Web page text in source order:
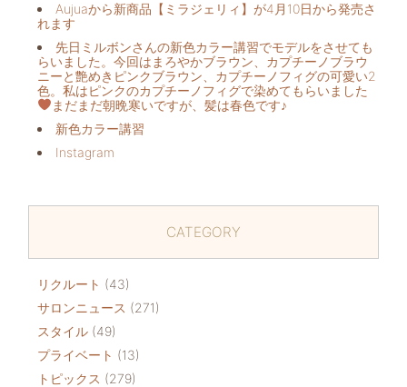
Aujuaから新商品【ミラジェリィ】が4月10日から発売さ
れます
先日ミルボンさんの新色カラー講習でモデルをさせても
らいました。今回はまろやかブラウン、カプチーノブラウ
ニーと艶めきピンクブラウン、カプチーノフィグの可愛い2
色。私はピンクのカプチーノフィグで染めてもらいました
まだまだ朝晩寒いですが、髪は春色です♪
新色カラー講習
Instagram
CATEGORY
リクルート (43)
サロンニュース (271)
スタイル (49)
プライベート (13)
トピックス (279)